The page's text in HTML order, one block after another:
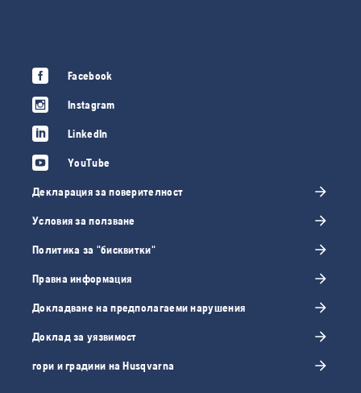
Facebook
Instagram
LinkedIn
YouTube
Декларация за поверителност
Условия за ползване
Политика за "бисквитки"
Правна информация
Докладване на предполагаеми нарушения
Доклад за уязвимост
гори и градини на Husqvarna